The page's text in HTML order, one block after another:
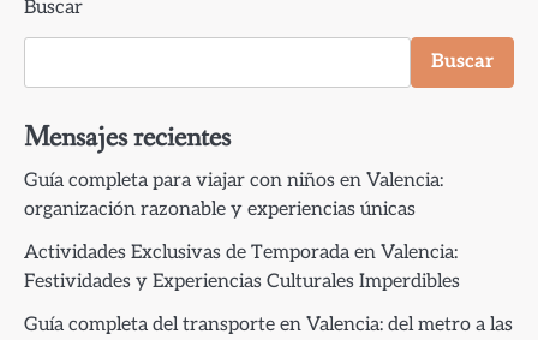
Buscar
Buscar
Mensajes recientes
Guía completa para viajar con niños en Valencia:
organización razonable y experiencias únicas
Actividades Exclusivas de Temporada en Valencia:
Festividades y Experiencias Culturales Imperdibles
Guía completa del transporte en Valencia: del metro a las